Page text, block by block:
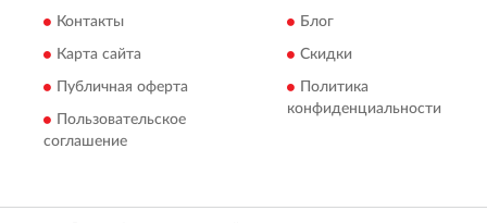
Контакты
Карта сайта
Публичная оферта
Пользовательское
соглашение
Блог
Скидки
Политика
конфиденциальности